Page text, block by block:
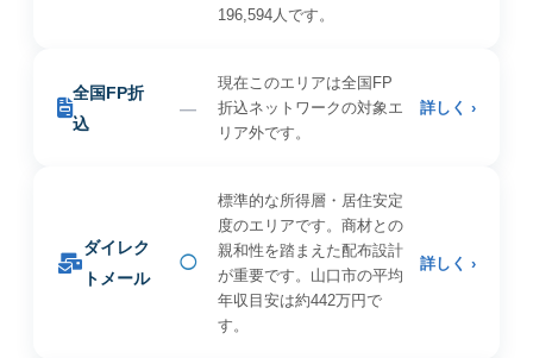
196,594人です。
全国FP折
込
—
現在このエリアは全国FP
折込ネットワークの対象エ
リア外です。
詳しく ›
ダイレク
トメール
◯
標準的な所得層・居住安定
度のエリアです。商材との
親和性を踏まえた配布設計
が重要です。山口市の平均
年収目安は約442万円で
す。
詳しく ›